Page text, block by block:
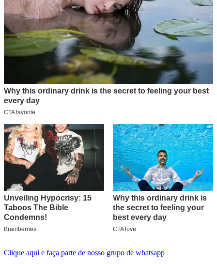
Clique aqui e faça parte de nosso grupo de whatsapp